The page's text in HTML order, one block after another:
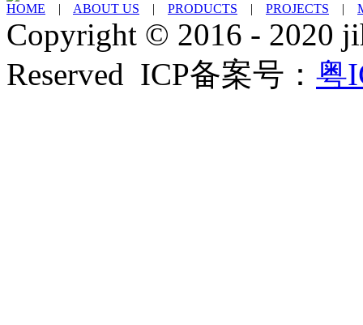
HOME | ABOUT US | PRODUCTS | PROJECTS |
Copyright © 2016 - 2020
Reserved ICP备案号： 粤